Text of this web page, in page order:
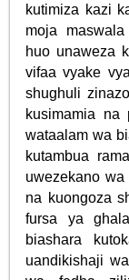
kutimiza kazi
moja
huo unaweza
vifaa vyake
shughuli
kusimamia na
wataalam wa
kutambua
uwezekano
na kuongoza
fursa ya
biashara
uandikishaji